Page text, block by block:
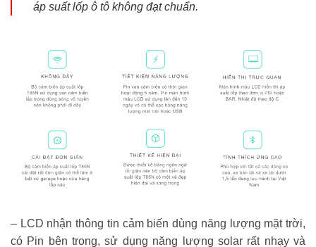
áp suất lốp ô tô không đạt chuẩn.
– LCD nhận thông tin cảm biến dùng năng lượng mặt trời,
có Pin bên trong, sử dụng năng lượng solar rất nhạy và